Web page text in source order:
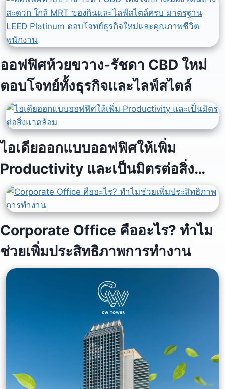
ออฟฟิศห้วยขวาง-รัชดา CBD ใหม่
ตอบโจทย์ทั้งธุรกิจและไลฟ์สไตล์
ไอเดียออกแบบออฟฟิศให้เพิ่ม
Productivity และเป็นมิตรต่อสิ่ง
แวดล้อม
Corporate Office คืออะไร? ทำไม
ช่วยเพิ่มประสิทธิภาพการทำงาน